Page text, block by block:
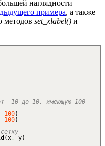
наглядности
примера, а также
методов set_xlabel() и
-10 до 10, имеющую 100
100)
100)
(x, y)